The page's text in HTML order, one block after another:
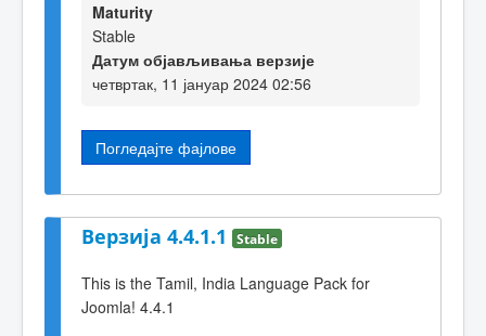
Maturity
Stable
Датум објављивања верзије
четвртак, 11 јануар 2024 02:56
Погледајте фајлове
Верзија 4.4.1.1 Stable
This is the Tamil, India Language Pack for
Joomla! 4.4.1